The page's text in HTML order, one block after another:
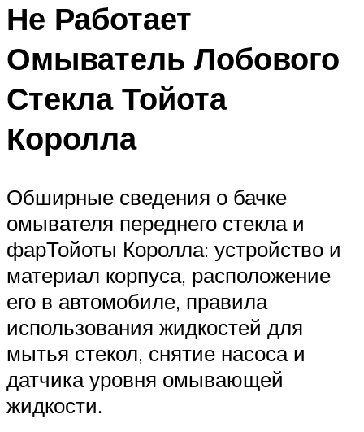
Не Работает
Омыватель Лобового
Стекла Тойота
Королла
Обширные сведения о бачке
омывателя переднего стекла и
фарТойоты Королла: устройство и
материал корпуса, расположение
его в автомобиле, правила
использования жидкостей для
мытья стекол, снятие насоса и
датчика уровня омывающей
жидкости.